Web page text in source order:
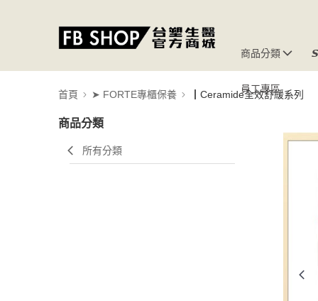
商品分類
員工專區
首頁 ➤ FORTE專櫃保養 ┃Ceramide全效舒緩系列
商品分類
所有分類